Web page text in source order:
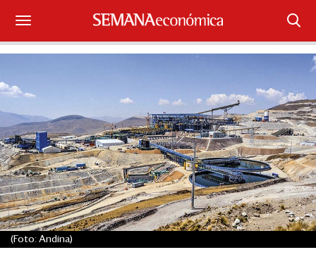
Suscríbase
Portada
¿Qué está pasando?
Sectores y Empresas
Management
Economía y Finanzas
(Foto: Andina)